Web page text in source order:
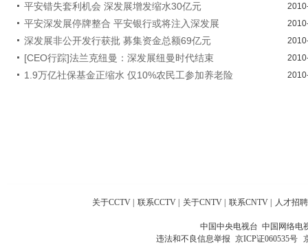
平安错失套利机会 深发展增发缩水30亿元
平安深发展停牌整合 平安银行或将注入深发展
深发展非公开发行获批 募集资金总额69亿元
[CEO行踪]法兰克纽曼：深发展纽曼时代结束
1.9万亿社保基金正缩水 仅10%农民工参加养老险
关于CCTV | 联系CCTV | 关于CNTV | 联系CNTV | 人才招聘
中国中央电视台 中国网络电
违法和不良信息举报 京ICP证060535号